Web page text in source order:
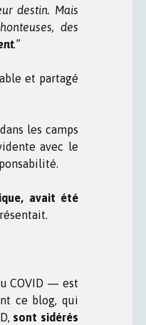
destin. Mais
des
.”
et partagé
les camps
avec le
avait été
COVID — est
ce blog, qui
sont sidérés